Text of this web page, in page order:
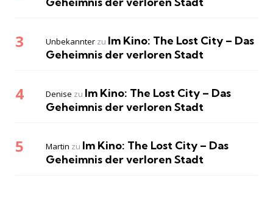
Unbekannter zu Im Kino: The Lost City – Das
Geheimnis der verloren Stadt
Denise zu Im Kino: The Lost City – Das
Geheimnis der verloren Stadt
Martin zu Im Kino: The Lost City – Das
Geheimnis der verloren Stadt